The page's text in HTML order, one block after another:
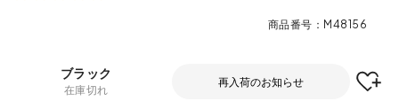
商品番号 M48156
ブラック
在庫切れ
再入荷のお知らせ